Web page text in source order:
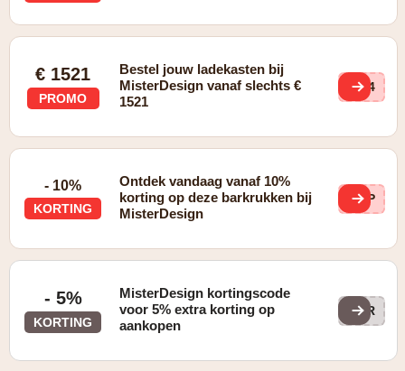
€ 1521
PROMO
Bestel jouw ladekasten bij
MisterDesign vanaf slechts €
1521
RV4
- 10%
KORTING
Ontdek vandaag vanaf 10%
korting op deze barkrukken bij
MisterDesign
wTP
- 5%
KORTING
MisterDesign kortingscode
voor 5% extra korting op
aankopen
KOR